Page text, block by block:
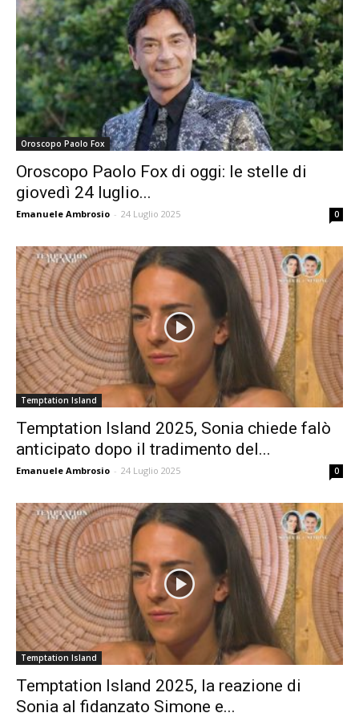
Oroscopo Paolo Fox
Oroscopo Paolo Fox di oggi: le stelle di
giovedì 24 luglio...
Emanuele Ambrosio - 24 Luglio 2025 0
Temptation Island
Temptation Island 2025, Sonia chiede falò
anticipato dopo il tradimento del...
Emanuele Ambrosio - 24 Luglio 2025 0
Temptation Island
Temptation Island 2025, la reazione di
Sonia al fidanzato Simone e...